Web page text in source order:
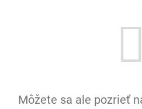
Môžete sa ale pozrieť